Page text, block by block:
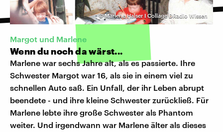
©Marlene Halser I Collage DRadio Wissen
Margot und Marlene
Wenn du noch da wärst...
Marlene war sechs Jahre alt, als es passierte. Ihre
Schwester Margot war 16, als sie in einem viel zu
schnellen Auto saß. Ein Unfall, der ihr Leben abrupt
beendete - und ihre kleine Schwester zurückließ. Für
Marlene lebte ihre große Schwester als Phantom
weiter. Und irgendwann war Marlene älter als dieses